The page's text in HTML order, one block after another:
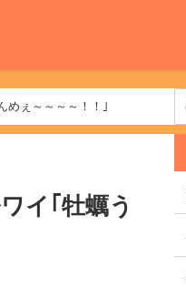
めぇ～～～～！！｣
イ｢牡蠣う